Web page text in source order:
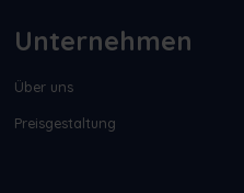
Unternehmen
Über uns
Preisgestaltung